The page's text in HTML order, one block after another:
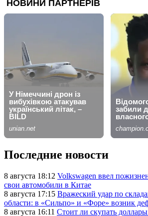
Последние новости
8 августа 18:12 Volkswagen ввел
свои автомобили в Китае
8 августа 17:15 Вражеский удар по
области: в «Сильпо» и «Форе» возник
8 августа 16:11 Стоит ли скупать